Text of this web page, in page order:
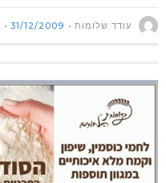
עודד שלומות 31/12/2009